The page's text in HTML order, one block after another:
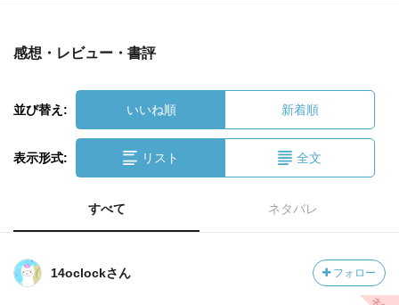
感想・レビュー・書評
並び替え: いいね順 新着順
表示形式: リスト 全文
すべて ネタバレ
14oclockさん フォロー